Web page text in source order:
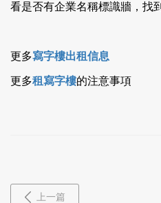
看是否有企業名稱標識牆，找到
更多寫字樓出租信息
更多租寫字樓的注意事項
上一篇